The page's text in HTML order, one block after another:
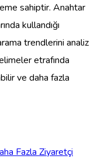
sahiptir. Anahtar
kullandığı
trendlerini analiz
etrafında
ve daha fazla
Fazla Ziyaretçi